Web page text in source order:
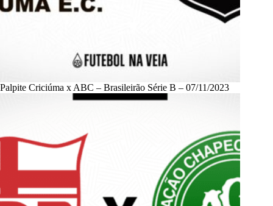
Palpite Criciúma x ABC – Brasileirão Série B – 07/11/2023